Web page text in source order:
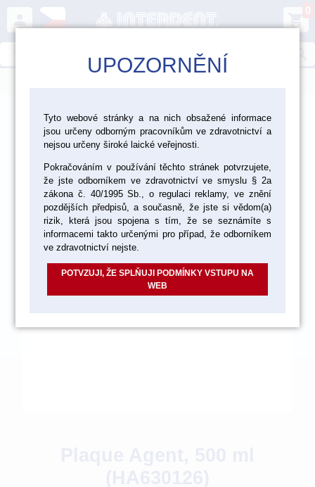
person shopping_cart
0
> Ordinace > Profylaxe >
Indikátory zubní kazu, plaku a slin
UPOZORNĚNÍ
Tyto webové stránky a na nich obsažené informace
jsou určeny odborným pracovníkům ve zdravotnictví a
nejsou určeny široké laické veřejnosti.
Pokračováním v používání těchto stránek potvrzujete,
že jste odborníkem ve zdravotnictví ve smyslu § 2a
zákona č. 40/1995 Sb., o regulaci reklamy, ve znění
pozdějších předpisů, a současně, že jste si vědom(a)
rizik, která jsou spojena s tím, že se seznámíte s
informacemi takto určenými pro případ, že odborníkem
ve zdravotnictví nejste.
POTVZUJI, ŽE SPLŇUJI PODMÍNKY VSTUPU NA
WEB